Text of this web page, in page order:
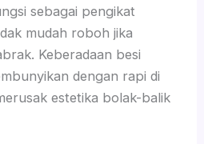
sebagai pengikat
mudah roboh jika
Keberadaan besi
dengan rapi di
estetika bolak-balik